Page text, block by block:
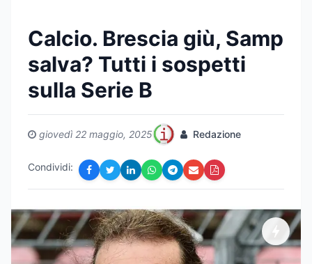
Calcio. Brescia giù, Samp
salva? Tutti i sospetti
sulla Serie B
giovedì 22 maggio, 2025 Redazione
Condividi: